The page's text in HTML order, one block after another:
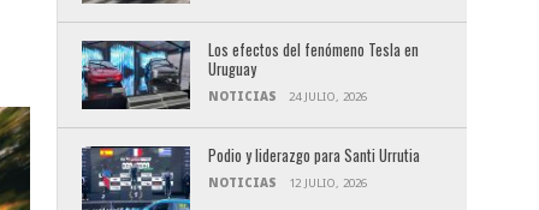
Los efectos del fenómeno Tesla en
Uruguay
NOTICIAS 24 JULIO, 2026
Podio y liderazgo para Santi Urrutia
NOTICIAS 12 JULIO, 2026